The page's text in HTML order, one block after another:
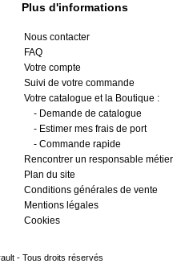
Plus d'informations
Nous contacter
FAQ
Votre compte
Suivi de votre commande
Votre catalogue et la Boutique :
- Demande de catalogue
- Estimer mes frais de port
- Commande rapide
Rencontrer un responsable métier
Plan du site
Conditions générales de vente
Mentions légales
Cookies
- Tous droits réservés